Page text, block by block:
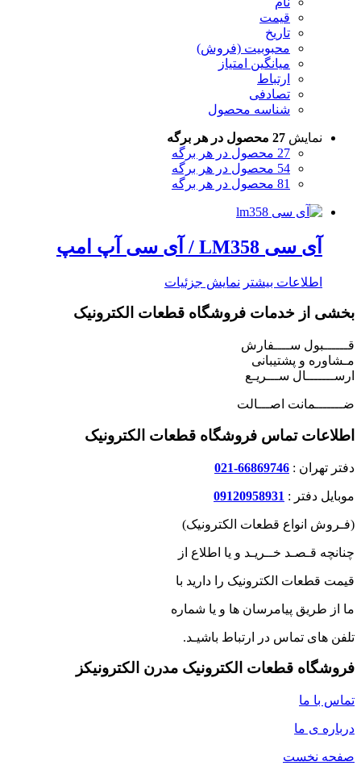
قیمت
تاریخ
محبوبیت (فروش)
میانگین امتیاز
ارتباط
تصادفی
شناسه محصول
نمایش 27 محصول در هر برگه
27 محصول در هر برگه
54 محصول در هر برگه
81 محصول در هر برگه
آی سی LM358 / آی سی آپ امپ
اطلاعات بیشتر نمایش جزئیات
بخشی از خدمات فروشگاه قطعات الکترونیک
قــــــبول ســــفارش
مـشاوره و پشتیبانی
ارســـــــال ســـریـع
ضـــــــمانت اصـــالت
اطلاعات تماس فروشگاه قطعات الکترونیک
دفتر تهران : 66869746-021
موبایل دفتر : 09120958931
(فـروش انواع قطعات الکترونیک)
چنانچه قـصـد خــریـد و یا اطلاع از
قیمت قطعات الکترونیک را دارید با
ما از طریق پیامرسان ها و یا شماره
تلفن های تماس در ارتباط باشیـد.
فروشگاه قطعات الکترونیک مدرن الکترونیکز
تماس با ما
درباره ی ما
صفحه نخست